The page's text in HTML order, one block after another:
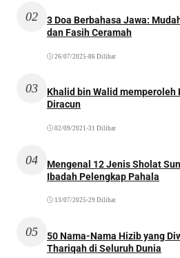
02
3 Doa Berbahasa Jawa:
dan Fasih Ceramah
26/07/2025 •86 Dilihat
03
Khalid bin Walid memperoleh
Diracun
02/09/2021 •31 Dilihat
04
Mengenal 12 Jenis Sholat
Ibadah Pelengkap Pahala
13/07/2025 •29 Dilihat
05
50 Nama-Nama Hizib yang
Thariqah di Seluruh Dunia